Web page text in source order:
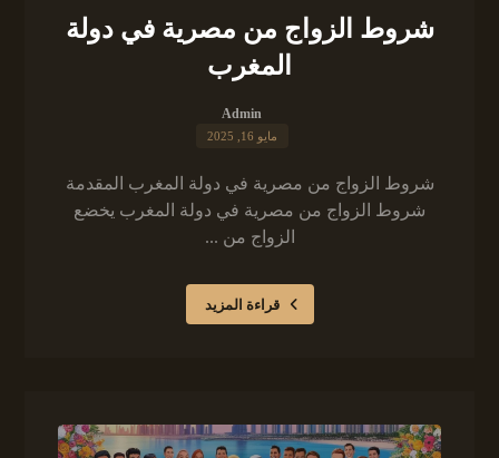
شروط الزواج من مصرية في دولة
المغرب
Admin
مايو 16, 2025
شروط الزواج من مصرية في دولة المغرب المقدمة
شروط الزواج من مصرية في دولة المغرب يخضع
الزواج من ...
قراءة المزيد